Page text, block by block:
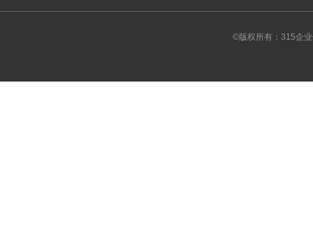
©版权所有：315企